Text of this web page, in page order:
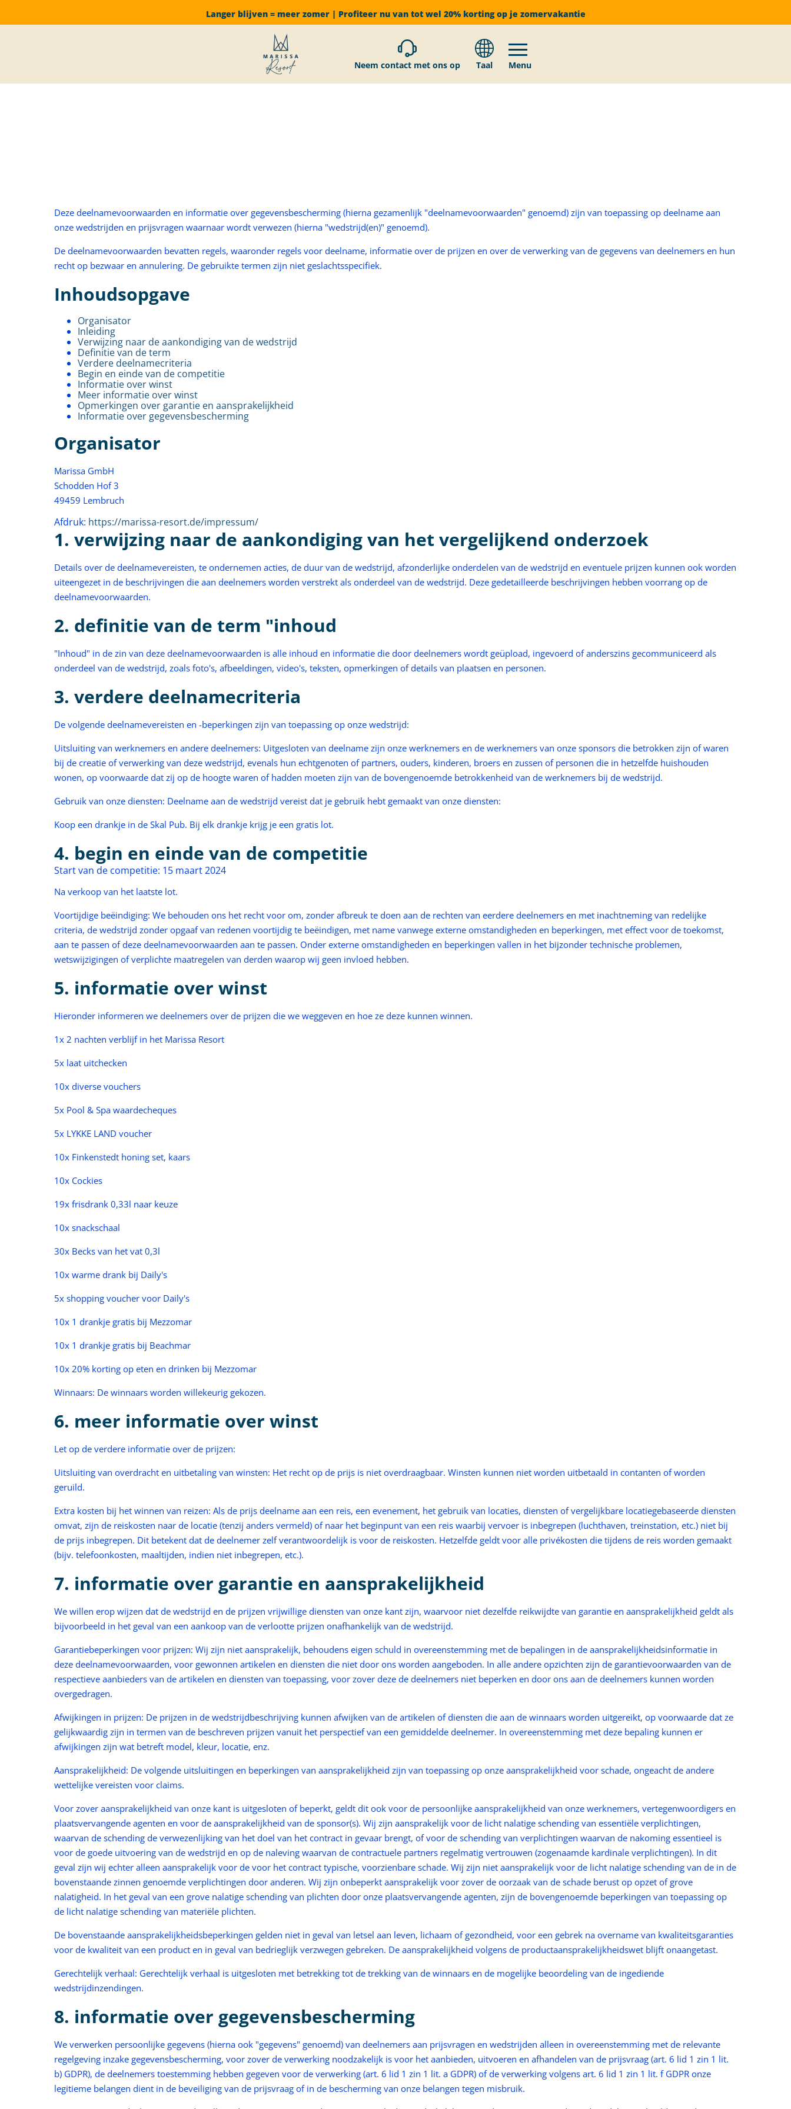
Langer blijven = meer zomer | Profiteer nu van tot wel 20% korting op je zomervakantie
Neem contact met ons op Taal Menu
Deze deelnamevoorwaarden en informatie over gegevensbescherming (hierna gezamenlijk "deelnamevoorwaarden" genoemd) zijn van toepassing op deelname aan
onze wedstrijden en prijsvragen waarnaar wordt verwezen (hierna "wedstrijd(en)" genoemd).
De deelnamevoorwaarden bevatten regels, waaronder regels voor deelname, informatie over de prijzen en over de verwerking van de gegevens van deelnemers en hun
recht op bezwaar en annulering. De gebruikte termen zijn niet geslachtsspecifiek.
Inhoudsopgave
Organisator
Inleiding
Verwijzing naar de aankondiging van de wedstrijd
Definitie van de term
Verdere deelnamecriteria
Begin en einde van de competitie
Informatie over winst
Meer informatie over winst
Opmerkingen over garantie en aansprakelijkheid
Informatie over gegevensbescherming
Organisator
Marissa GmbH
Schodden Hof 3
49459 Lembruch
Afdruk: https://marissa-resort.de/impressum/
1. verwijzing naar de aankondiging van het vergelijkend onderzoek
Details over de deelnamevereisten, te ondernemen acties, de duur van de wedstrijd, afzonderlijke onderdelen van de wedstrijd en eventuele prijzen kunnen ook worden
uiteengezet in de beschrijvingen die aan deelnemers worden verstrekt als onderdeel van de wedstrijd. Deze gedetailleerde beschrijvingen hebben voorrang op de
deelnamevoorwaarden.
2. definitie van de term "inhoud
"Inhoud" in de zin van deze deelnamevoorwaarden is alle inhoud en informatie die door deelnemers wordt geüpload, ingevoerd of anderszins gecommuniceerd als
onderdeel van de wedstrijd, zoals foto's, afbeeldingen, video's, teksten, opmerkingen of details van plaatsen en personen.
3. verdere deelnamecriteria
De volgende deelnamevereisten en -beperkingen zijn van toepassing op onze wedstrijd:
Uitsluiting van werknemers en andere deelnemers: Uitgesloten van deelname zijn onze werknemers en de werknemers van onze sponsors die betrokken zijn of waren
bij de creatie of verwerking van deze wedstrijd, evenals hun echtgenoten of partners, ouders, kinderen, broers en zussen of personen die in hetzelfde huishouden
wonen, op voorwaarde dat zij op de hoogte waren of hadden moeten zijn van de bovengenoemde betrokkenheid van de werknemers bij de wedstrijd.
Gebruik van onze diensten: Deelname aan de wedstrijd vereist dat je gebruik hebt gemaakt van onze diensten:
Koop een drankje in de Skal Pub. Bij elk drankje krijg je een gratis lot.
4. begin en einde van de competitie
Start van de competitie: 15 maart 2024
Na verkoop van het laatste lot.
Voortijdige beëindiging: We behouden ons het recht voor om, zonder afbreuk te doen aan de rechten van eerdere deelnemers en met inachtneming van redelijke
criteria, de wedstrijd zonder opgaaf van redenen voortijdig te beëindigen, met name vanwege externe omstandigheden en beperkingen, met effect voor de toekomst,
aan te passen of deze deelnamevoorwaarden aan te passen. Onder externe omstandigheden en beperkingen vallen in het bijzonder technische problemen,
wetswijzigingen of verplichte maatregelen van derden waarop wij geen invloed hebben.
5. informatie over winst
Hieronder informeren we deelnemers over de prijzen die we weggeven en hoe ze deze kunnen winnen.
1x 2 nachten verblijf in het Marissa Resort
5x laat uitchecken
10x diverse vouchers
5x Pool & Spa waardecheques
5x LYKKE LAND voucher
10x Finkenstedt honing set, kaars
10x Cockies
19x frisdrank 0,33l naar keuze
10x snackschaal
30x Becks van het vat 0,3l
10x warme drank bij Daily's
5x shopping voucher voor Daily's
10x 1 drankje gratis bij Mezzomar
10x 1 drankje gratis bij Beachmar
10x 20% korting op eten en drinken bij Mezzomar
Winnaars: De winnaars worden willekeurig gekozen.
6. meer informatie over winst
Let op de verdere informatie over de prijzen:
Uitsluiting van overdracht en uitbetaling van winsten: Het recht op de prijs is niet overdraagbaar. Winsten kunnen niet worden uitbetaald in contanten of worden
geruild.
Extra kosten bij het winnen van reizen: Als de prijs deelname aan een reis, een evenement, het gebruik van locaties, diensten of vergelijkbare locatiegebaseerde diensten
omvat, zijn de reiskosten naar de locatie (tenzij anders vermeld) of naar het beginpunt van een reis waarbij vervoer is inbegrepen (luchthaven, treinstation, etc.) niet bij
de prijs inbegrepen. Dit betekent dat de deelnemer zelf verantwoordelijk is voor de reiskosten. Hetzelfde geldt voor alle privékosten die tijdens de reis worden gemaakt
(bijv. telefoonkosten, maaltijden, indien niet inbegrepen, etc.).
7. informatie over garantie en aansprakelijkheid
We willen erop wijzen dat de wedstrijd en de prijzen vrijwillige diensten van onze kant zijn, waarvoor niet dezelfde reikwijdte van garantie en aansprakelijkheid geldt als
bijvoorbeeld in het geval van een aankoop van de verlootte prijzen onafhankelijk van de wedstrijd.
Garantiebeperkingen voor prijzen: Wij zijn niet aansprakelijk, behoudens eigen schuld in overeenstemming met de bepalingen in de aansprakelijkheidsinformatie in
deze deelnamevoorwaarden, voor gewonnen artikelen en diensten die niet door ons worden aangeboden. In alle andere opzichten zijn de garantievoorwaarden van de
respectieve aanbieders van de artikelen en diensten van toepassing, voor zover deze de deelnemers niet beperken en door ons aan de deelnemers kunnen worden
overgedragen.
Afwijkingen in prijzen: De prijzen in de wedstrijdbeschrijving kunnen afwijken van de artikelen of diensten die aan de winnaars worden uitgereikt, op voorwaarde dat ze
gelijkwaardig zijn in termen van de beschreven prijzen vanuit het perspectief van een gemiddelde deelnemer. In overeenstemming met deze bepaling kunnen er
afwijkingen zijn wat betreft model, kleur, locatie, enz.
Aansprakelijkheid: De volgende uitsluitingen en beperkingen van aansprakelijkheid zijn van toepassing op onze aansprakelijkheid voor schade, ongeacht de andere
wettelijke vereisten voor claims.
Voor zover aansprakelijkheid van onze kant is uitgesloten of beperkt, geldt dit ook voor de persoonlijke aansprakelijkheid van onze werknemers, vertegenwoordigers en
plaatsvervangende agenten en voor de aansprakelijkheid van de sponsor(s). Wij zijn aansprakelijk voor de licht nalatige schending van essentiële verplichtingen,
waarvan de schending de verwezenlijking van het doel van het contract in gevaar brengt, of voor de schending van verplichtingen waarvan de nakoming essentieel is
voor de goede uitvoering van de wedstrijd en op de naleving waarvan de contractuele partners regelmatig vertrouwen (zogenaamde kardinale verplichtingen). In dit
geval zijn wij echter alleen aansprakelijk voor de voor het contract typische, voorzienbare schade. Wij zijn niet aansprakelijk voor de licht nalatige schending van de in de
bovenstaande zinnen genoemde verplichtingen door anderen. Wij zijn onbeperkt aansprakelijk voor zover de oorzaak van de schade berust op opzet of grove
nalatigheid. In het geval van een grove nalatige schending van plichten door onze plaatsvervangende agenten, zijn de bovengenoemde beperkingen van toepassing op
de licht nalatige schending van materiële plichten.
De bovenstaande aansprakelijkheidsbeperkingen gelden niet in geval van letsel aan leven, lichaam of gezondheid, voor een gebrek na overname van kwaliteitsgaranties
voor de kwaliteit van een product en in geval van bedrieglijk verzwegen gebreken. De aansprakelijkheid volgens de productaansprakelijkheidswet blijft onaangetast.
Gerechtelijk verhaal: Gerechtelijk verhaal is uitgesloten met betrekking tot de trekking van de winnaars en de mogelijke beoordeling van de ingediende
wedstrijdinzendingen.
8. informatie over gegevensbescherming
We verwerken persoonlijke gegevens (hierna ook "gegevens" genoemd) van deelnemers aan prijsvragen en wedstrijden alleen in overeenstemming met de relevante
regelgeving inzake gegevensbescherming, voor zover de verwerking noodzakelijk is voor het aanbieden, uitvoeren en afhandelen van de prijsvraag (art. 6 lid 1 zin 1 lit.
b) GDPR), de deelnemers toestemming hebben gegeven voor de verwerking (art. 6 lid 1 zin 1 lit. a GDPR) of de verwerking volgens art. 6 lid 1 zin 1 lit. f GDPR onze
legitieme belangen dient in de beveiliging van de prijsvraag of in de bescherming van onze belangen tegen misbruik.